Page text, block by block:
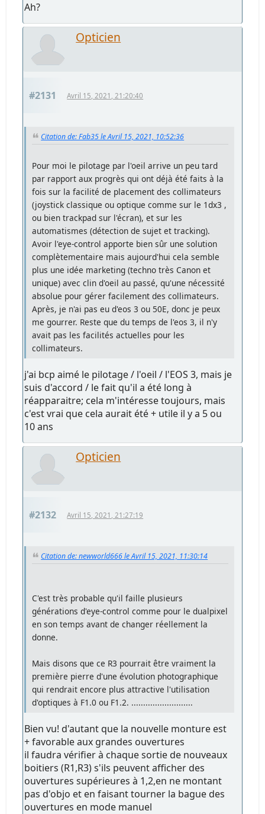
Ah?
Opticien
#2131 Avril 15, 2021, 21:20:40
Citation de: Fab35 le Avril 15, 2021, 10:52:36
Pour moi le pilotage par l'oeil arrive un peu tard
par rapport aux progrès qui ont déjà été faits à la
fois sur la facilité de placement des collimateurs
(joystick classique ou optique comme sur le 1dx3 ,
ou bien trackpad sur l'écran), et sur les
automatismes (détection de sujet et tracking).
Avoir l'eye-control apporte bien sûr une solution
complètementaire mais aujourd'hui cela semble
plus une idée marketing (techno très Canon et
unique) avec clin d'oeil au passé, qu'une nécessité
absolue pour gérer facilement des collimateurs.
Après, je n'ai pas eu d'eos 3 ou 50E, donc je peux
me gourrer. Reste que du temps de l'eos 3, il n'y
avait pas les facilités actuelles pour les
collimateurs.
j'ai bcp aimé le pilotage / l'oeil / l'EOS 3, mais je
suis d'accord / le fait qu'il a été long à
réapparaitre; cela m'intéresse toujours, mais
c'est vrai que cela aurait été + utile il y a 5 ou
10 ans
Opticien
#2132 Avril 15, 2021, 21:27:19
Citation de: newworld666 le Avril 15, 2021, 11:30:14
C'est très probable qu'il faille plusieurs
générations d'eye-control comme pour le dualpixel
en son temps avant de changer réellement la
donne.
Mais disons que ce R3 pourrait être vraiment la
première pierre d'une évolution photographique
qui rendrait encore plus attractive l'utilisation
d'optiques à F1.0 ou F1.2. ..........................
Bien vu! d'autant que la nouvelle monture est
+ favorable aux grandes ouvertures
il faudra vérifier à chaque sortie de nouveaux
boitiers (R1,R3) s'ils peuvent afficher des
ouvertures supérieures à 1,2,en ne montant
pas d'objo et en faisant tourner la bague des
ouvertures en mode manuel